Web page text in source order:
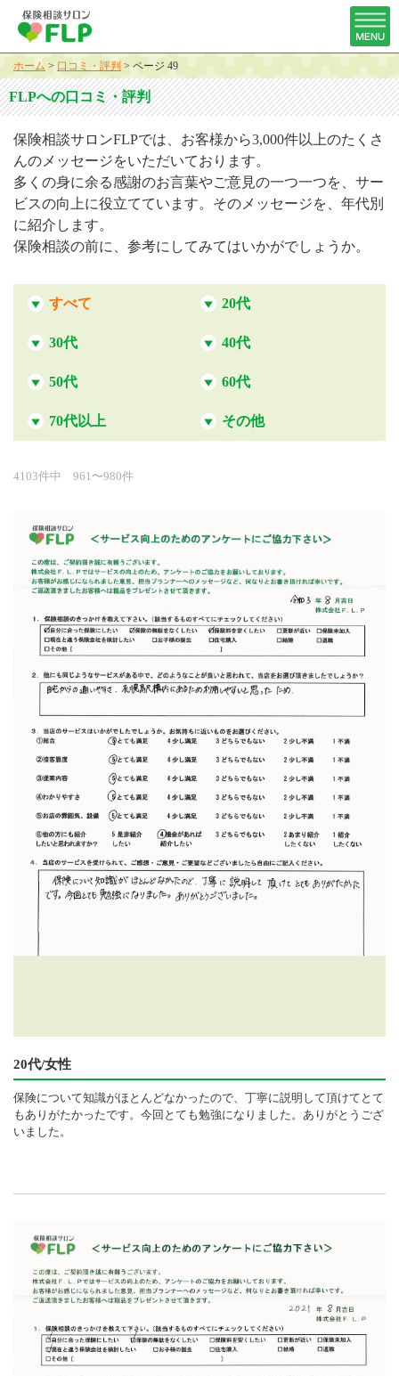
ホーム > 口コミ・評判 > ページ 49
FLPへの口コミ・評判
保険相談サロンFLPでは、お客様から3,000件以上のたくさ
んのメッセージをいただいております。
多くの身に余る感謝のお言葉やご意見の一つ一つを、サー
ビスの向上に役立てています。そのメッセージを、年代別
に紹介します。
保険相談の前に、参考にしてみてはいかがでしょうか。
すべて 20代
30代 40代
50代 60代
70代以上 その他
4103件中 961〜980件
20代/女性
保険について知識がほとんどなかったので、丁寧に説明して頂けてとて
もありがたかったです。今回とても勉強になりました。ありがとうござ
いました。